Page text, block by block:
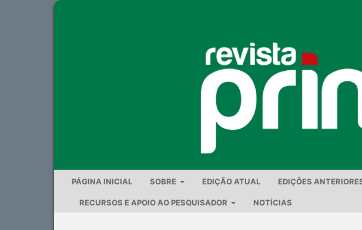
PÁGINA INICIAL SOBRE EDIÇÃO ATUAL EDIÇÕES
RECURSOS E APOIO AO PESQUISADOR NOTÍCIAS